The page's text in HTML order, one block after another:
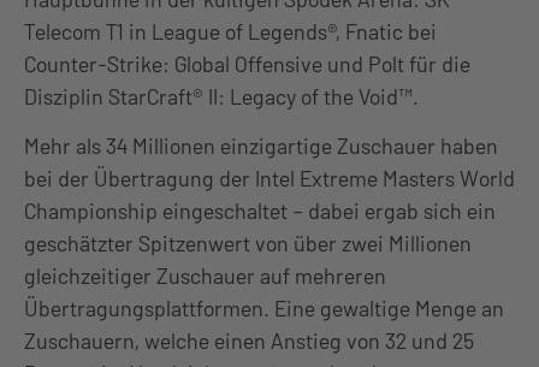
Telecom T1 in League of Legends®, Fnatic bei
Counter-Strike: Global Offensive und Polt für die
Disziplin StarCraft® II: Legacy of the Void™.
Mehr als 34 Millionen einzigartige Zuschauer haben
bei der Übertragung der Intel Extreme Masters World
Championship eingeschaltet – dabei ergab sich ein
geschätzter Spitzenwert von über zwei Millionen
gleichzeitiger Zuschauer auf mehreren
Übertragungsplattformen. Eine gewaltige Menge an
Zuschauern, welche einen Anstieg von 32 und 25